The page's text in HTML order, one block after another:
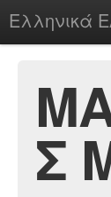
Ελληνικά
chesstu.be @
LoginΣ